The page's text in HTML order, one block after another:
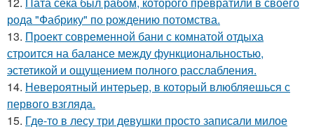
рода "Фабрику" по рождению потомства.
13. Проект современной бани с комнатой отдыха
строится на балансе между функциональностью,
эстетикой и ощущением полного расслабления.
14. Невероятный интерьер, в который влюбляешься с
первого взгляда.
15. Гдe-то в лесу три девушки просто записали милое